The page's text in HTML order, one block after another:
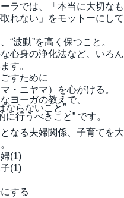
ラでは、「本当に大切なも
れない」をモットーにして
“波動”を高く保つこと。
心身の浄化法など、いろん
す。
すために
・ニヤマ）を心がける。
ヨーガの教えで、
ならないこと” 、
に行うべきこと” です。
なる夫婦関係、子育てを大
(1)
(1)
する